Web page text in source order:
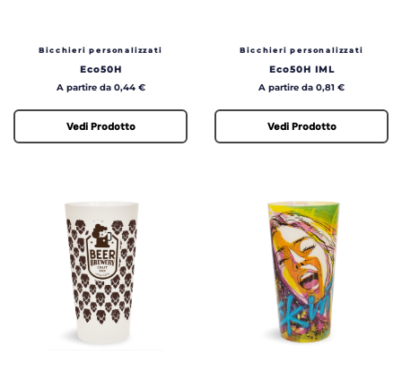
Bicchieri personalizzati
Eco50H
Prezzo
A partire da 0,44 €
Vedi Prodotto
Bicchieri personalizzati
Eco50H IML
Prezzo
A partire da 0,81 €
Vedi Prodotto